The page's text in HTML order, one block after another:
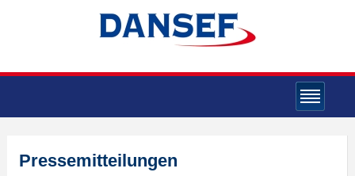
Pressemitteilungen